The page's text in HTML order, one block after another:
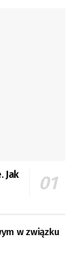
Jak
w związku